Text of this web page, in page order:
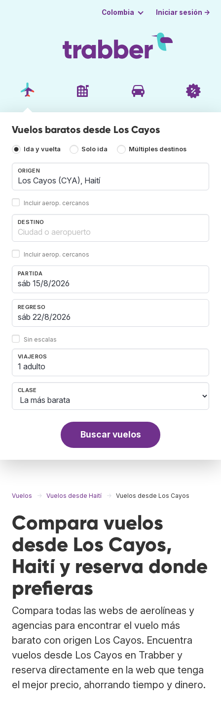
Colombia Iniciar sesión →
Vuelos baratos desde Los Cayos
Ida y vuelta Solo ida Múltiples destinos
ORIGEN
Incluir aerop. cercanos
DESTINO
Incluir aerop. cercanos
PARTIDA
REGRESO
Sin escalas
VIAJEROS
1 adulto
CLASE
Buscar vuelos
Vuelos Vuelos desde Haití Vuelos desde Los Cayos
Compara vuelos
desde Los Cayos,
Haití y reserva donde
prefieras
Compara todas las webs de aerolíneas y
agencias para encontrar el vuelo más
barato con origen Los Cayos. Encuentra
vuelos desde Los Cayos en Trabber y
reserva directamente en la web que tenga
el mejor precio, ahorrando tiempo y dinero.